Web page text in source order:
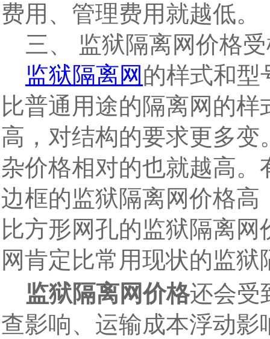
费用、管理费用就越低。
三、 监狱隔离网价格
监狱隔离网 的样式和型
比普通用途的隔离网的
高，对结构的要求更多
杂价格相对的也就越高
边框的监狱隔离网价格
比方形网孔的监狱隔离
网肯定比常用现状的监狱
监狱隔离网价格还会受
查影响、运输成本浮动影